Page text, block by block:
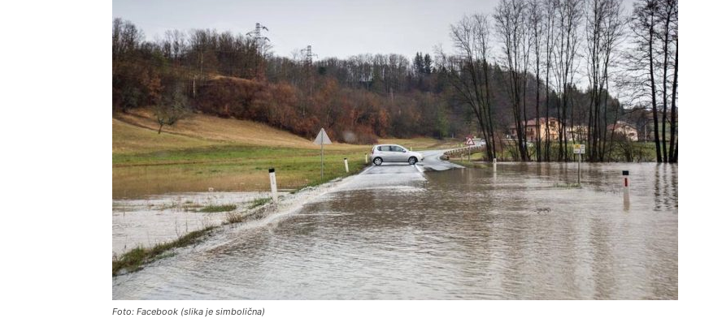
Foto: Facebook (slika je simbolična)